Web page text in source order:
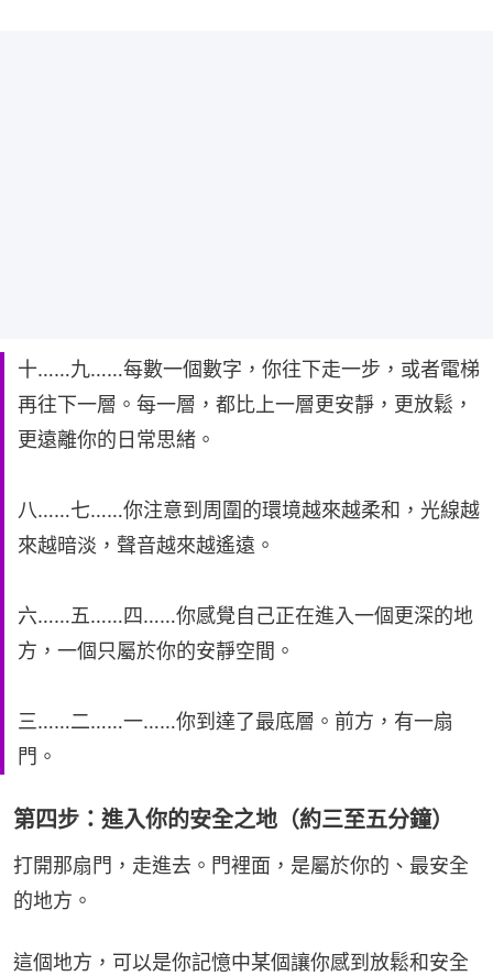
十……九……每數一個數字，你往下走一步，或者電梯
再往下一層。每一層，都比上一層更安靜，更放鬆，
更遠離你的日常思緒。
八……七……你注意到周圍的環境越來越柔和，光線越
來越暗淡，聲音越來越遙遠。
六……五……四……你感覺自己正在進入一個更深的地
方，一個只屬於你的安靜空間。
三……二……一……你到達了最底層。前方，有一扇
門。
第四步：進入你的安全之地（約三至五分鐘）
打開那扇門，走進去。門裡面，是屬於你的、最安全
的地方。
這個地方，可以是你記憶中某個讓你感到放鬆和安全